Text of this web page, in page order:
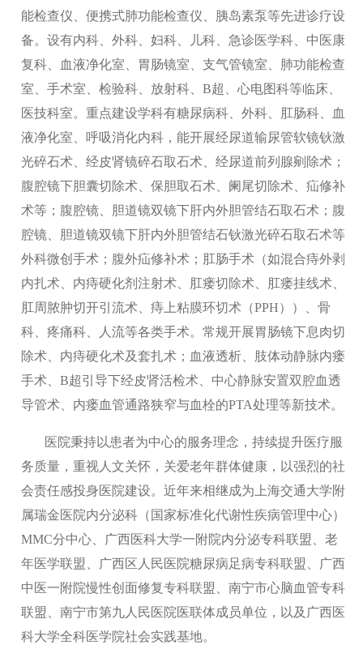
能检查仪、便携式肺功能检查仪、胰岛素泵等先进诊疗设
备。设有内科、外科、妇科、儿科、急诊医学科、中医康
复科、血液净化室、胃肠镜室、支气管镜室、肺功能检查
室、手术室、检验科、放射科、B超、心电图科等临床、
医技科室。重点建设学科有糖尿病科、外科、肛肠科、血
液净化室、呼吸消化内科，能开展经尿道输尿管软镜钬激
光碎石术、经皮肾镜碎石取石术、经尿道前列腺剜除术；
腹腔镜下胆囊切除术、保胆取石术、阑尾切除术、疝修补
术等；腹腔镜、胆道镜双镜下肝内外胆管结石取石术；腹
腔镜、胆道镜双镜下肝内外胆管结石钬激光碎石取石术等
外科微创手术；腹外疝修补术；肛肠手术（如混合痔外剥
内扎术、内痔硬化剂注射术、肛瘘切除术、肛瘘挂线术、
肛周脓肿切开引流术、痔上粘膜环切术（PPH））、骨
科、疼痛科、人流等各类手术。常规开展胃肠镜下息肉切
除术、内痔硬化术及套扎术；血液透析、肢体动静脉内瘘
手术、B超引导下经皮肾活检术、中心静脉安置双腔血透
导管术、内瘘血管通路狭窄与血栓的PTA处理等新技术。
医院秉持以患者为中心的服务理念，持续提升医疗服
务质量，重视人文关怀，关爱老年群体健康，以强烈的社
会责任感投身医院建设。近年来相继成为上海交通大学附
属瑞金医院内分泌科（国家标准化代谢性疾病管理中心）
MMC分中心、广西医科大学一附院内分泌专科联盟、老
年医学联盟、广西区人民医院糖尿病足病专科联盟、广西
中医一附院慢性创面修复专科联盟、南宁市心脑血管专科
联盟、南宁市第九人民医院医联体成员单位，以及广西医
科大学全科医学院社会实践基地。